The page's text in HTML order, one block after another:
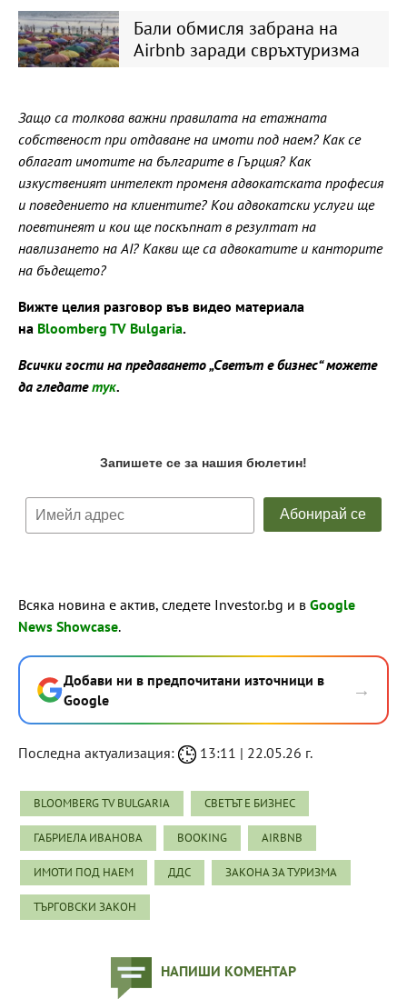
Бали обмисля забрана на
Airbnb заради свръхтуризма
Защо са толкова важни правилата на етажната
собственост при отдаване на имоти под наем? Как се
облагат имотите на българите в Гърция? Как
изкуственият интелект променя адвокатската професия
и поведението на клиентите? Кои адвокатски услуги ще
поевтинеят и кои ще поскъпнат в резултат на
навлизането на AI? Какви ще са адвокатите и канторите
на бъдещето?
Вижте целия разговор във видео материала
на Bloomberg TV Bulgaria.
Всички гости на предаването „Светът е бизнес“ можете
да гледатетук.
Всяка новина е актив, следете Investor.bg и в Google
News Showcase.
Добави ни в предпочитани източници в
Google
→
Последна актуализация: 13:11 | 22.05.26 г.
BLOOMBERG TV BULGARIA СВЕТЪТ Е БИЗНЕС
ГАБРИЕЛА ИВАНОВА BOOKING AIRBNB
ИМОТИ ПОД НАЕМ ДДС ЗАКОНА ЗА ТУРИЗМА
ТЪРГОВСКИ ЗАКОН
НАПИШИ КОМЕНТАР